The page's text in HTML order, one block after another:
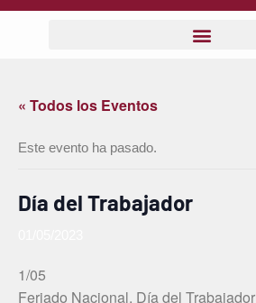
« Todos los Eventos
Este evento ha pasado.
Día del Trabajador
1/05
Feriado Nacional, Día del Trabajador